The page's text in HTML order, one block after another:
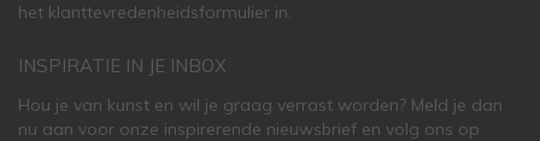
het klanttevredenheidsformulier in.
INSPIRATIE IN JE INBOX
Hou je van kunst en wil je graag verrast worden? Meld je dan
nu aan voor onze inspirerende nieuwsbrief en volg ons op